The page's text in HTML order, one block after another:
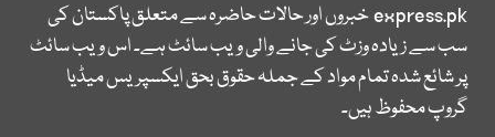
express.pkخبروں اور حالات حاضرہ سے متعلق پاکستان کی
سب سے زیادہ وزٹ کی جانے والی ویب سائٹ ہے۔ اس ویب سائٹ
پر شائع شدہ تمام مواد کے جملہ حقوق بحق ایکسپریس میڈیا
گروپ محفوظ ہیں۔